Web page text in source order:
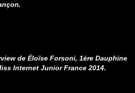
de Éloïse Forsoni, 1ère Dauphine
Internet Junior France 2014.